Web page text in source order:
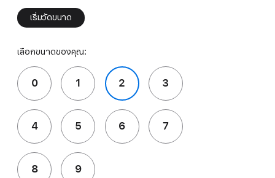
เริ่มวัดขนาด
เลือกขนาดของคุณ:
0 1 2 3
4 5 6 7
8 9